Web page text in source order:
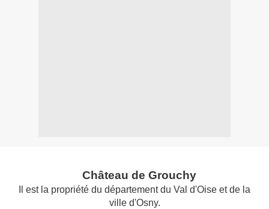
Château de Grouchy
Il est la propriété du département du Val d'Oise et de la
ville d'Osny.